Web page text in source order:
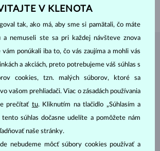
2.90 g
ZATELIÉRU KLENOTA
V KLENOTA
tak, ako má, aby sme si pamätali, čo máte
a nemuseli ste sa pri každej návšteve znova
vám ponúkali iba to, čo vás zaujíma a mohli vás
a akciách, preto potrebujeme váš súhlas s
cookies, tzn. malých súborov, ktoré sa
vašom prehliadači. Viac o zásadách používania
prečítať tu. Kliknutím na tlačidlo „Súhlasím a
tento súhlas dočasne udelíte a pomôžete nám
naše stránky.
nebudeme môcť súbory cookies používať a